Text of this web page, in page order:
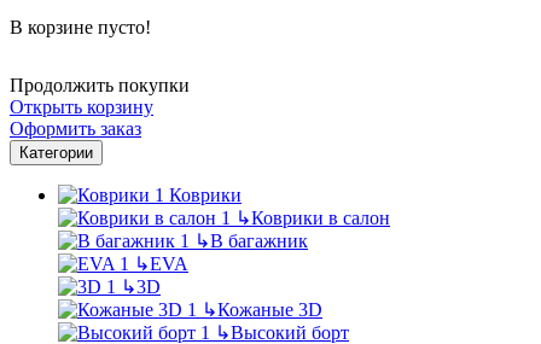
В корзине пусто!
Продолжить покупки
Открыть корзину
Оформить заказ
Категории
Коврики
↳Коврики в салон
↳В багажник
↳EVA
↳3D
↳Кожаные 3D
↳Высокий борт